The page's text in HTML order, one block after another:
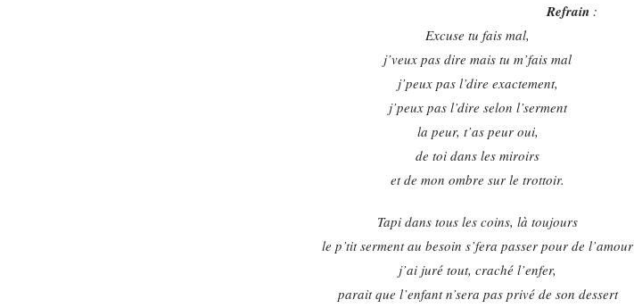
Refrain :
Excuse tu fais mal,
j’veux pas dire mais tu m’fais mal
j’peux pas l’dire exactement,
j’peux pas l’dire selon l’serment
la peur, t’as peur oui,
de toi dans les miroirs
et de mon ombre sur le trottoir.
Tapi dans tous les coins, là toujours
le p’tit serment au besoin s’fera passer pour de l’amour
j’ai juré tout, craché l’enfer,
parait que l’enfant n’sera pas privé de son dessert